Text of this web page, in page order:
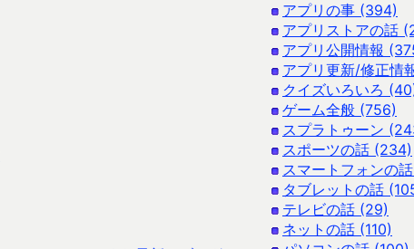
アプリの事 (394)
アプリストアの話
アプリ公開情報
アプリ更新/修正情
クイズいろいろ
ゲーム全般 (756)
スプラトゥーン
スポーツの話 (234)
スマートフォンの
タブレットの話
テレビの話 (29)
ネットの話 (110)